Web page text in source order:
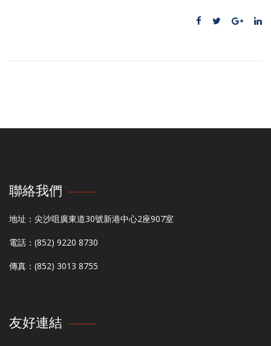
聯絡我們
地址：尖沙咀廣東道30號新港中心2座907室
電話：(852) 9220 8730
傳真：(852) 3013 8755
友好連結